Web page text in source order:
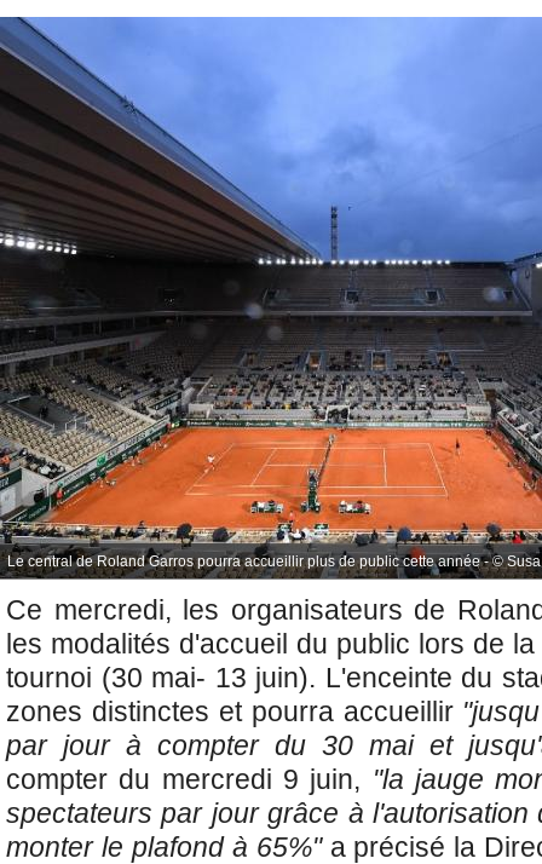
Le central de Roland Garros pourra accueillir plus de public cette année - ©
Ce mercredi, les organisateurs de
les modalités d'accueil du public lors de
tournoi (30 mai- 13 juin). L'enceinte du
zones distinctes et pourra accueillir
par jour à compter du 30 mai et
compter du mercredi 9 juin, "la jauge
spectateurs par jour grâce à l'autorisation
monter le plafond à 65%"a précisé la